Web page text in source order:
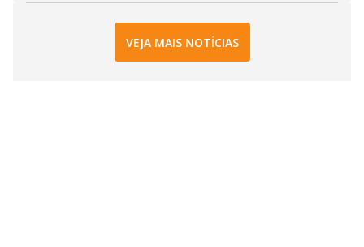
DO R7/23/03/2026
Rio entra no radar global do
turismo — e isso pode impactar o